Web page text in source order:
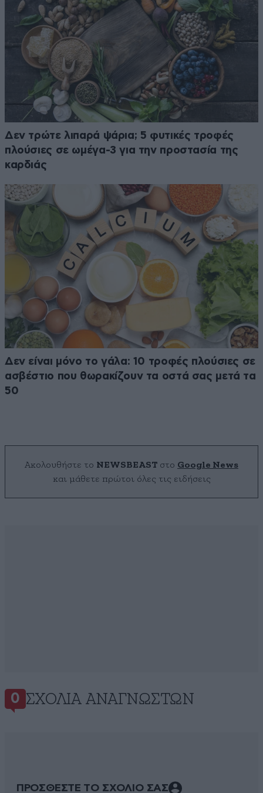
Δεν τρώτε λιπαρά ψάρια; 5 φυτικές τροφές
πλούσιες σε ωμέγα-3 για την προστασία της
καρδιάς
Δεν είναι μόνο το γάλα: 10 τροφές πλούσιες σε
ασβέστιο που θωρακίζουν τα οστά σας μετά τα
50
Ακολουθήστε το NEWSBEAST στο Google News
και μάθετε πρώτοι όλες τις ειδήσεις
0 ΣΧΌΛΙΑ ΑΝΑΓΝΩΣΤΏΝ
ΠΡΟΣΘΕΣΤΕ ΤΟ ΣΧΟΛΙΟ ΣΑΣ